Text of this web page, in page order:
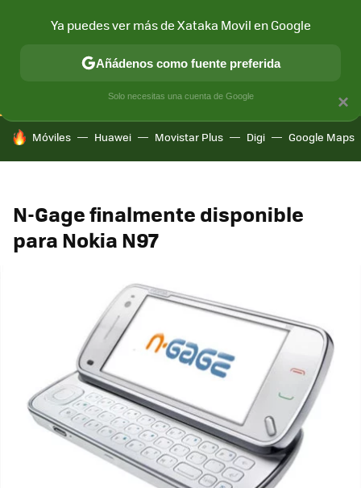
CONECTIVIDAD MÓVIL Y SOCIEDAD APLICACIONES
HOY SE HABLA DE
Móviles Huawei Movistar Plus Digi Google Maps
N-Gage finalmente disponible
para Nokia N97
×
Ya puedes ver más de Xataka Movil en Google
Añádenos como fuente preferida
Solo necesitas una cuenta de Google